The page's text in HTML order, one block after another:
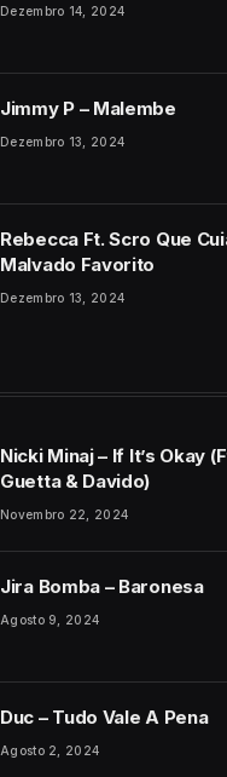
Dezembro 14, 2024
Jimmy P – Malembe
Dezembro 13, 2024
Rebecca Ft. Scro Que
Malvado Favorito
Dezembro 13, 2024
Nicki Minaj – If It’s Okay
Guetta & Davido)
Novembro 22, 2024
Jira Bomba – Baronesa
Agosto 9, 2024
Duc – Tudo Vale A Pena
Agosto 2, 2024